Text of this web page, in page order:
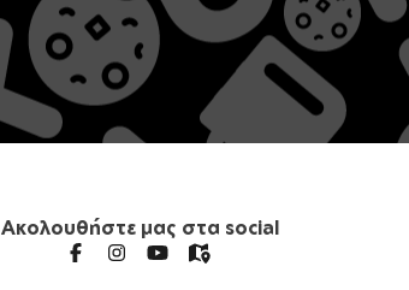
Ακολουθήστε μας στα social